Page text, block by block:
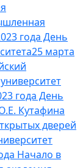
года День
25 марта
года День
Кутафина
дверей
Начало в